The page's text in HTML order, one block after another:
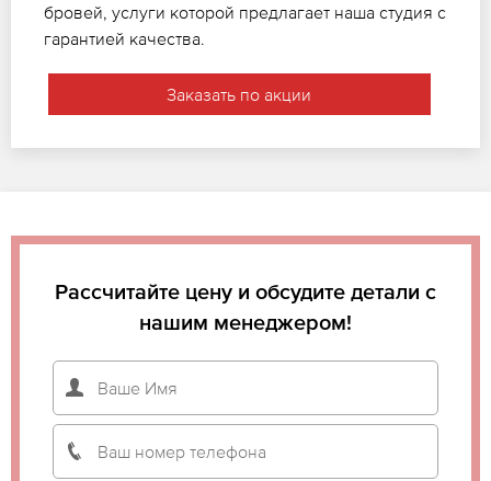
бровей, услуги которой предлагает наша студия с
гарантией качества.
Заказать по акции
Рассчитайте цену и обсудите детали с
нашим менеджером!